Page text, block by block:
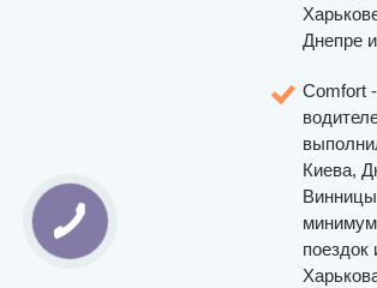
Днепре
Comfort
Киева,
поездок